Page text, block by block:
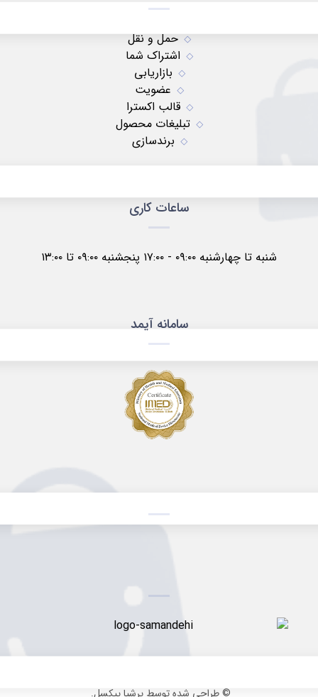
حمل و نقل
اشتراک شما
بازاریابی
عضویت
قالب اکسترا
تبلیغات محصول
برندسازی
ساعات کاری
شنبه تا چهارشنبه ۰۹:۰۰ - ۱۷:۰۰ پنجشنبه ۰۹:۰۰ تا ۱۳:۰۰
سامانه آیمد
© طراحی شده توسط پرشیا پیکسل.